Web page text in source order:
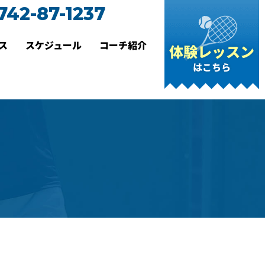
87-1237
スケジュール コーチ紹介